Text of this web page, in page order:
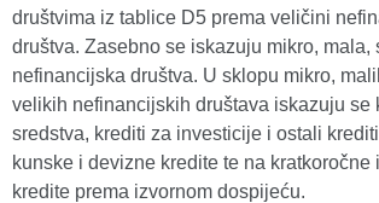
društvima iz tablice D5 prema veličini
društva. Zasebno se iskazuju mikro, mala,
nefinancijska društva. U sklopu mikro,
velikih nefinancijskih društava iskazuju se
sredstva, krediti za investicije i ostali
kunske i devizne kredite te na kratkoročne
kredite prema izvornom dospijeću.